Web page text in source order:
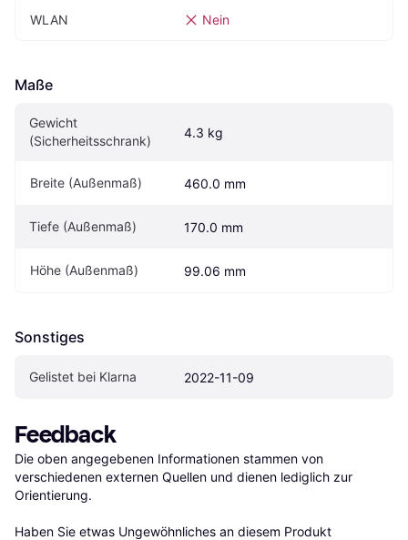
WLAN Nein
Maße
Gewicht
(Sicherheitsschrank)
4.3 kg
Breite (Außenmaß) 460.0 mm
Tiefe (Außenmaß) 170.0 mm
Höhe (Außenmaß) 99.06 mm
Sonstiges
Gelistet bei Klarna 2022-11-09
Feedback
Die oben angegebenen Informationen stammen von
verschiedenen externen Quellen und dienen lediglich zur
Orientierung.
Haben Sie etwas Ungewöhnliches an diesem Produkt